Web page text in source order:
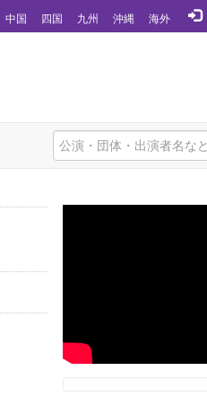
中国 四国 九州 沖縄 海外